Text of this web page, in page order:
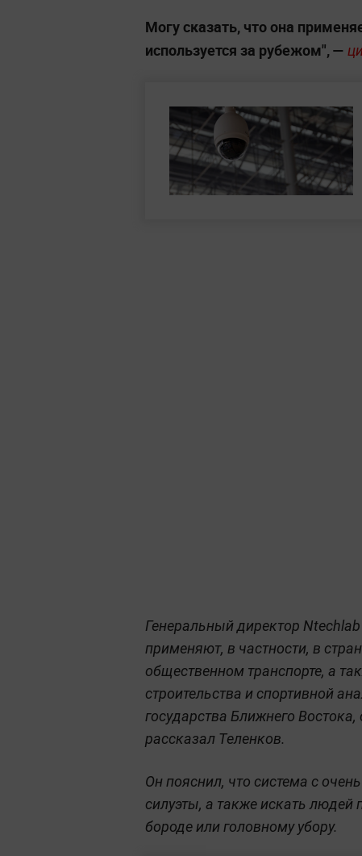
Могу сказать, что она
используется за рубежом",—
Генеральный директор
применяют, в частности, в
общественном транспорте, а
строительства и спортивной
государства Ближнего
рассказал Теленков.
Он пояснил, что система с
силуэты, а также искать
бороде или головному убору.